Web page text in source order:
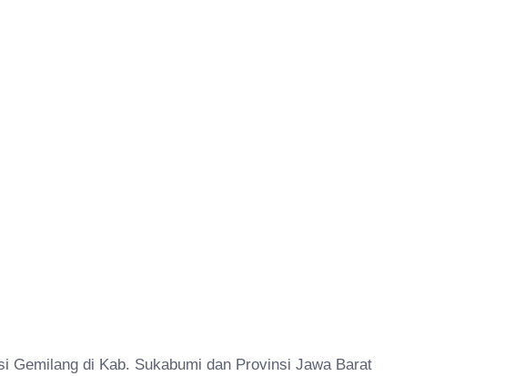
Gemilang di Kab. Sukabumi dan Provinsi Jawa Barat